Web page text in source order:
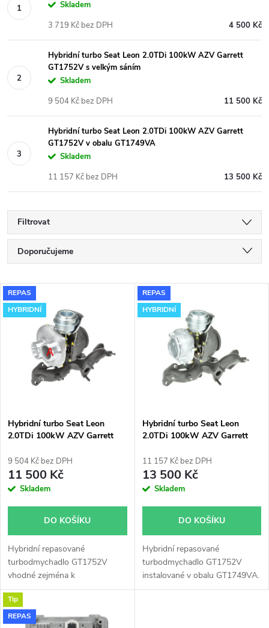
Skladem
4 500 Kč
3 719 Kč bez DPH
Hybridní turbo Seat Leon 2.0TDi 100kW AZV Garrett
GT1752V s velkým sáním
Skladem
11 500 Kč
9 504 Kč bez DPH
Hybridní turbo Seat Leon 2.0TDi 100kW AZV Garrett
GT1752V v obalu GT1749VA
Skladem
13 500 Kč
11 157 Kč bez DPH
Filtrovat
Ř
a
z
p
r
o
u
k
t
Doporučujeme
Nejdražší
Nejprodávanější
Abecedně
V
ý
s
p
r
o
d
u
k
REPAS
HYBRIDNÍ
Hybridní turbo Seat Leon
2.0TDi 100kW AZV Garrett
9 504 Kč bez DPH
11 500 Kč
Skladem
DO KOŠÍKU
Hybridní repasované
turbodmychadlo GT1752V
vhodné zejména k
výkonnostním úpravám jako
např. chiptuning. Pro vůz Seat
Leon 2.0TDi 100kW AZV.
REPAS
HYBRIDNÍ
Hybridní turbo Seat Leon
2.0TDi 100kW AZV Garrett
11 157 Kč bez DPH
13 500 Kč
Skladem
DO KOŠÍKU
Hybridní repasované
turbodmychadlo GT1752V
instalované v obalu GT1749VA.
Vhodné zejména k
Tip
REPAS